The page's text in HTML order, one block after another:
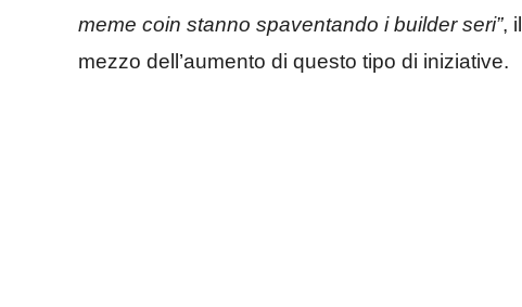
meme coin stanno spaventando i builder seri”,
mezzo dell’aumento di questo tipo di iniziative.